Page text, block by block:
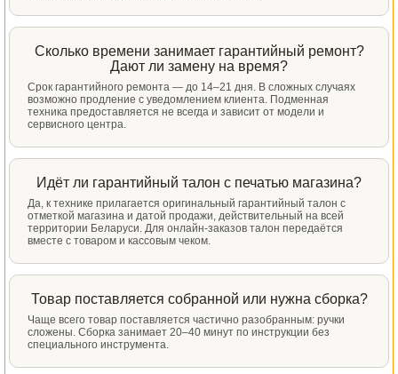
Сколько времени занимает гарантийный ремонт?
Дают ли замену на время?
Срок гарантийного ремонта — до 14–21 дня. В сложных случаях
возможно продление с уведомлением клиента. Подменная
техника предоставляется не всегда и зависит от модели и
сервисного центра.
Идёт ли гарантийный талон с печатью магазина?
Да, к технике прилагается оригинальный гарантийный талон с
отметкой магазина и датой продажи, действительный на всей
территории Беларуси. Для онлайн-заказов талон передаётся
вместе с товаром и кассовым чеком.
Товар поставляется собранной или нужна сборка?
Чаще всего товар поставляется частично разобранным: ручки
сложены. Сборка занимает 20–40 минут по инструкции без
специального инструмента.